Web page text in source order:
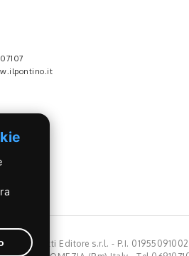
a Stefano Fabrini
Asl. A pag. 3
Capriotti Editore s.r.l. - P.I.